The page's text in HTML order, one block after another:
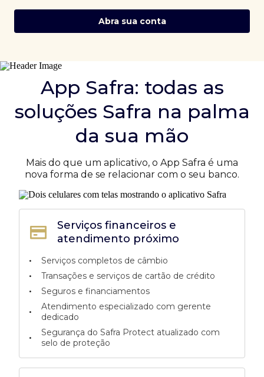
Abra sua conta
App Safra: todas as
soluções Safra na palma
da sua mão
Mais do que um aplicativo, o App Safra é uma
nova forma de se relacionar com o seu banco.
Serviços financeiros e
atendimento próximo
•
Serviços completos de câmbio
• Transações e serviços de cartão de crédito
• Seguros e financiamentos
•
Atendimento especializado com gerente
dedicado
•
Segurança do Safra Protect atualizado com
selo de proteção